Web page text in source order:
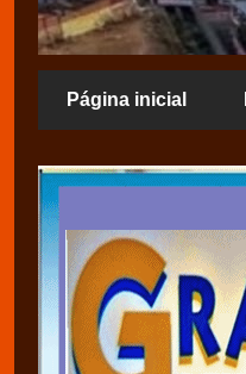
Página inicial